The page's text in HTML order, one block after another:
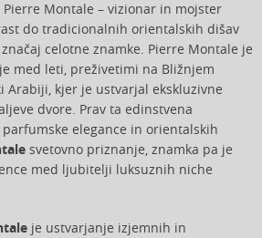
Pierre Montale – vizionar in mojster
do tradicionalnih orientalskih dišav
celotne znamke. Pierre Montale je
med leti, preživetimi na Bližnjem
Arabiji, kjer je ustvarjal ekskluzivne
dvore. Prav ta edinstvena
elegance in orientalskih
svetovno priznanje, znamka pa je
med ljubitelji luksuznih niche
je ustvarjanje izjemnih in